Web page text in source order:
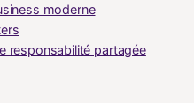
moderne
responsabilité partagée